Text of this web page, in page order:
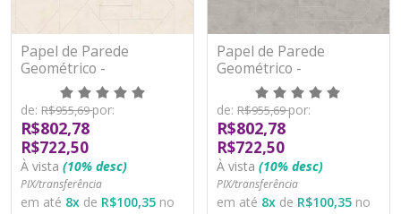
Papel de Parede
Geométrico -
Metropolitan Stories 3 -
AS391182 - Vinílico
de: R$955,69por:
R$802,78
R$722,50
À vista (10% desc)
PIX/transferência
em até 8x de R$100,35 no
Papel de Parede
Geométrico -
Metropolitan Stories 3 -
AS391183 - Vinílico
de: R$955,69por:
R$802,78
R$722,50
À vista (10% desc)
PIX/transferência
em até 8x de R$100,35 no